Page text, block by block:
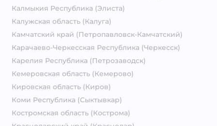
Калмыкия Республика (Элиста)
Калужская область (Калуга)
Камчатский край (Петропавловск-Камчатский)
Карачаево-Черкесская Республика (Черкесск)
Карелия Республика (Петрозаводск)
Кемеровская область (Кемерово)
Кировская область (Киров)
Коми Республика (Сыктывкар)
Костромская область (Кострома)